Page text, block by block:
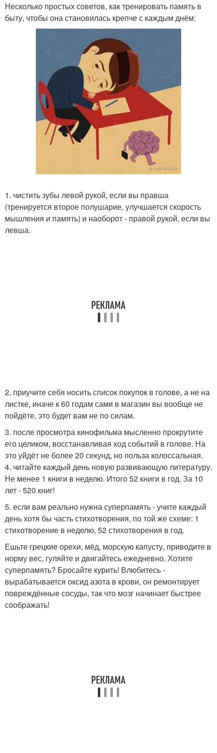
Несколько простых советов, как тренировать память в
быту, чтобы она становилась крепче с каждым днём:
1. чистить зубы левой рукой, если вы правша
(тренируется второе полушарие, улучшается скорость
мышления и память) и наоборот - правой рукой, если вы
левша.
2. приучите себя носить список покупок в голове, а не на
листке, иначе к 60 годам сами в магазин вы вообще не
пойдёте, это будет вам не по силам.
3. после просмотра кинофильма мысленно прокрутите
его целиком, восстанавливая ход событий в голове. На
это уйдёт не более 20 секунд, но польза колоссальная.
4. читайте каждый день новую развивающую литературу.
Не менее 1 книги в неделю. Итого 52 книги в год. За 10
лет - 520 книг!
5. если вам реально нужна суперпамять - учите каждый
день хотя бы часть стихотворения, по той же схеме: 1
стихотворение в неделю, 52 стихотворения в год.
Ешьте грецкие орехи, мёд, морскую капусту, приводите в
норму вес, гуляйте и двигайтесь ежедневно. Хотите
суперпамять? Бросайте курить! Влюбитесь -
вырабатывается оксид азота в крови, он ремонтирует
повреждённые сосуды, так что мозг начинает быстрее
соображать!